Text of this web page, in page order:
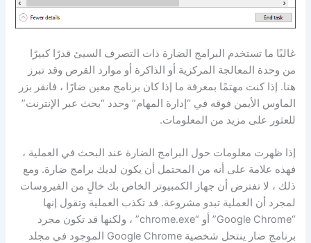
غالبًا ما تستخدم البرامج الضارة ذات التصرف السيئ قدرًا كبيرًا
من وحدة المعالجة المركزية أو الذاكرة أو موارد القرص وقد تبرز
هنا. إذا كنت مهتمًا بمعرفة ما إذا كان برنامج معين ضارًا ، فانقر بزر
الماوس الأيمن فوقه في “إدارة المهام” وحدد “بحث عبر الإنترنت”
للعثور على مزيد من المعلومات.
إذا ظهرت معلومات حول البرامج الضارة عند البحث في العملية ،
فهذه علامة على أنه من المحتمل أن يكون لديك برامج ضارة. ومع
ذلك ، لا تفترض أن جهاز الكمبيوتر الخاص بك خالٍ من الفيروسات
لمجرد أن العملية تبدو مشروعة. قد تكذب العملية وتقول إنها
“Google Chrome” أو “chrome.exe” ، ولكنها قد تكون مجرد
برنامج ضار ينتحل شخصية Google Chrome الموجود في مجلد